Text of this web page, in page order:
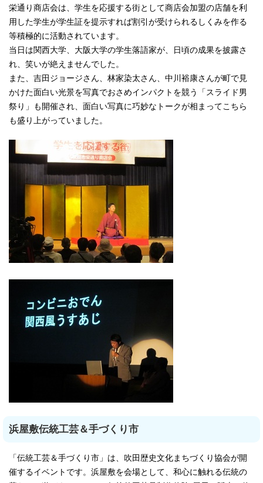
栄通り商店会は、学生を応援する街として商店会加盟の店舗を利
用した学生が学生証を提示すれば割引が受けられるしくみを作る
等積極的に活動されています。
当日は関西大学、大阪大学の学生落語家が、日頃の成果を披露さ
れ、笑いが絶えませんでした。
また、吉田ジョージさん、林家染太さん、中川裕康さんが町で見
かけた面白い光景を写真でおさめインパクトを競う「スライド男
祭り」も開催され、面白い写真に巧妙なトークが相まってこちら
も盛り上がっていました。
浜屋敷伝統工芸＆手づくり市
「伝統工芸＆手づくり市」は、吹田歴史文化まちづくり協会が開
催するイベントです。浜屋敷を会場として、和心に触れる伝統の